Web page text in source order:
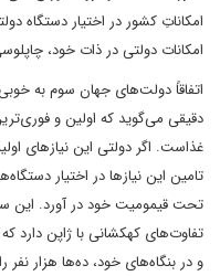
امکاناتِ کشور در اختیار دستگاه
امکانات دولتی در ذات خود،
اتفاقاً دولت‌های جهان سوم به
دقیقی می‌گوید که اولین و
غذاست. اگر دولتی این نیازهای
تامین این نیازها در اختیار
تحت قیمومیت خود در آورد. این
تفاوت‌های کهکشانی با ژاپن دارد
و در بنگاه‌های خود، ده‌ها هزار